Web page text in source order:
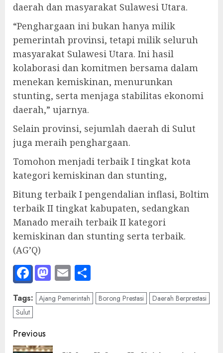
daerah dan masyarakat Sulawesi Utara.
“Penghargaan ini bukan hanya milik
pemerintah provinsi, tetapi milik seluruh
masyarakat Sulawesi Utara. Ini hasil
kolaborasi dan komitmen bersama dalam
menekan kemiskinan, menurunkan
stunting, serta menjaga stabilitas ekonomi
daerah,” ujarnya.
Selain provinsi, sejumlah daerah di Sulut
juga meraih penghargaan.
Tomohon menjadi terbaik I tingkat kota
kategori kemiskinan dan stunting,
Bitung terbaik I pengendalian inflasi, Boltim
terbaik II tingkat kabupaten, sedangkan
Manado meraih terbaik II kategori
kemiskinan dan stunting serta terbaik.
(AG’Q)
Facebook
Mastodon
Email
Tags: Ajang Pemerintah Borong Prestasi
Daerah Berprestasi
Sulut
Post
Previous